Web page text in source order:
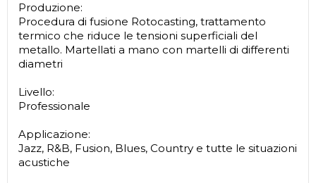
Produzione:
Procedura di fusione Rotocasting, trattamento
termico che riduce le tensioni superficiali del
metallo. Martellati a mano con martelli di differenti
diametri
Livello:
Professionale
Applicazione:
Jazz, R&B, Fusion, Blues, Country e tutte le situazioni
acustiche